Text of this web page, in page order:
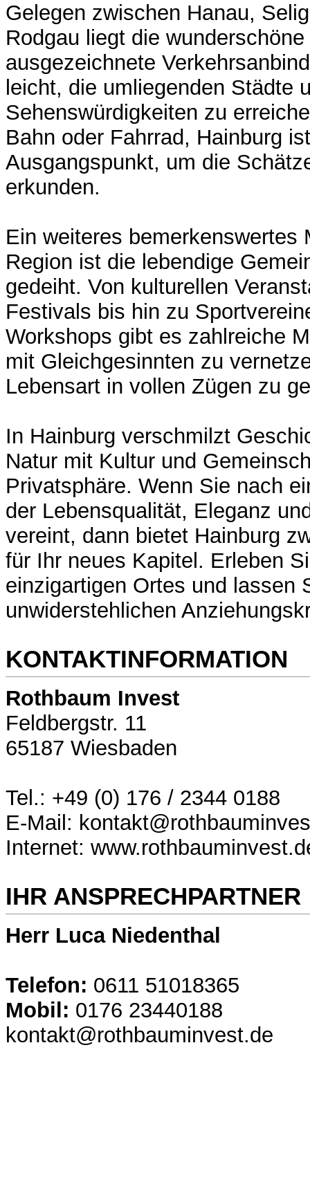
Gelegen zwischen Hanau,
Rodgau liegt die
ausgezeichnete
leicht, die umliegenden Städte
Sehenswürdigkeiten zu
Bahn oder Fahrrad, Hainburg
Ausgangspunkt, um die
erkunden.
Ein weiteres bemerkenswertes
Region ist die lebendige
gedeiht. Von kulturellen
Festivals bis hin zu
Workshops gibt es zahlreiche
mit Gleichgesinnten zu
Lebensart in vollen Zügen zu
In Hainburg verschmilzt
Natur mit Kultur und
Privatsphäre. Wenn Sie nach
der Lebensqualität, Eleganz
vereint, dann bietet Hainburg
für Ihr neues Kapitel. Erleben
einzigartigen Ortes und lassen
unwiderstehlichen
KONTAKTINFORMATION
Rothbaum Invest
Feldbergstr. 11
65187 Wiesbaden
Tel.: +49 (0) 176 / 2344 0188
E-Mail:
Internet:
IHR ANSPRECHPARTNER
Herr Luca Niedenthal
Telefon: 0611 51018365
Mobil: 0176 23440188
kontakt@rothbauminvest.de